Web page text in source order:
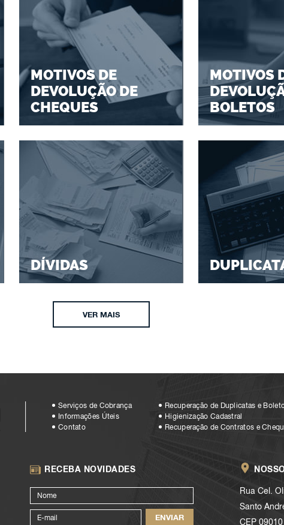
MOTIVOS DE
DEVOLUÇÃO DE
CHEQUES
MOTIVOS
BOLETOS
DÍVIDAS
VER MAIS
Serviços de Cobrança
Informações Úteis
Contato
Recuperação de Duplicatas e
Higienização Cadastral
Recuperação de Contratos e
RECEBA NOVIDADES
Rua Cel.
Santo
CEP 09010